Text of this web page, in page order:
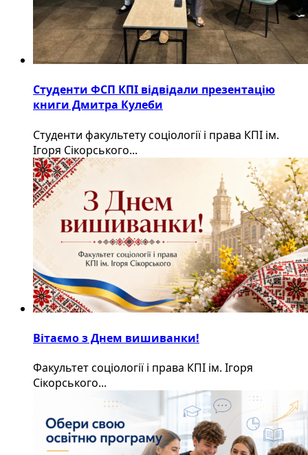
Студенти ФСП КПІ відвідали презентацію
книги Дмитра Кулеби
Студенти факультету соціології і права КПІ ім.
Ігоря Сікорського...
Вітаємо з Днем вишиванки!
Факультет соціології і права КПІ ім. Ігоря
Сікорського...